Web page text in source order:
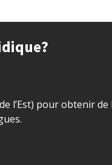
l’Est) pour obtenir de